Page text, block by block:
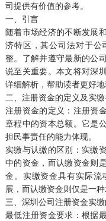
司提供有价值的参考。
一、引言
随着市场经济的不断发展
济特区，其公司法对于公
整。了解并遵守最新的公
说至关重要。本文将对深
详细解析，帮助读者更好地
二、注册资金的定义及实
注册资金的定义：注册资
章程中的资本总额。它是
担民事责任的能力体现。
实缴与认缴的区别：实缴
中的资金，而认缴资金则
金。实缴资金具有实际流
展，而认缴资金则仅是一
三、深圳公司注册资金实
最低注册资金要求：根据